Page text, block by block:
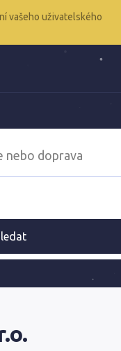
vašeho uživatelského